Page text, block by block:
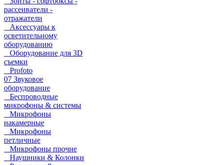
рассеиватели -
отражатели
Аксессуары к
осветительному
оборудованию
Оборудование для 3D
съемки
Profoto
07 Звуковое
оборудование
Беспроводные
микрофоны & системы
Микрофоны
накамерные
Микрофоны
петличные
Микрофоны прочие
Наушники & Колонки